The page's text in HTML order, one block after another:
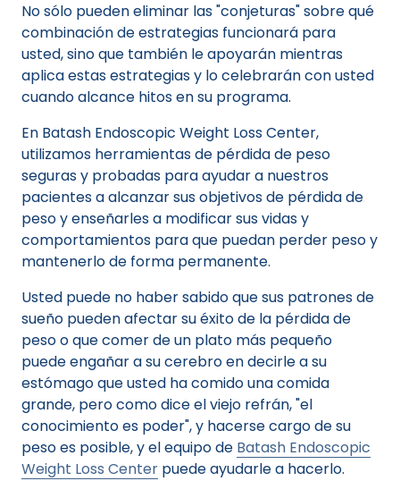
No sólo pueden eliminar las "conjeturas" sobre qué
combinación de estrategias funcionará para
usted, sino que también le apoyarán mientras
aplica estas estrategias y lo celebrarán con usted
cuando alcance hitos en su programa.
En Batash Endoscopic Weight Loss Center,
utilizamos herramientas de pérdida de peso
seguras y probadas para ayudar a nuestros
pacientes a alcanzar sus objetivos de pérdida de
peso y enseñarles a modificar sus vidas y
comportamientos para que puedan perder peso y
mantenerlo de forma permanente.
Usted puede no haber sabido que sus patrones de
sueño pueden afectar su éxito de la pérdida de
peso o que comer de un plato más pequeño
puede engañar a su cerebro en decirle a su
estómago que usted ha comido una comida
grande, pero como dice el viejo refrán, "el
conocimiento es poder", y hacerse cargo de su
peso es posible, y el equipo de Batash Endoscopic
Weight Loss Center puede ayudarle a hacerlo.